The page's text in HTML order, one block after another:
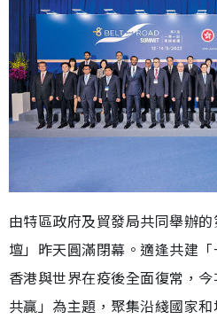
由特區政府及貿發局共同舉辦
壇」昨天圓滿閉幕。適逢共建
香港與世界在疫後全面復常，
共贏」為主題，聚集沿綫國家